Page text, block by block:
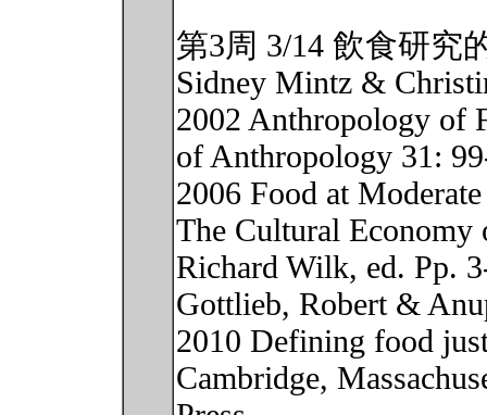
第3周 3/14 飲食研究
Sidney Mintz &
2002 Anthropology of
of Anthropology 31:
2006 Food at
The Cultural Economy
Richard Wilk, ed. Pp.
Gottlieb, Robert &
2010 Defining food
Cambridge,